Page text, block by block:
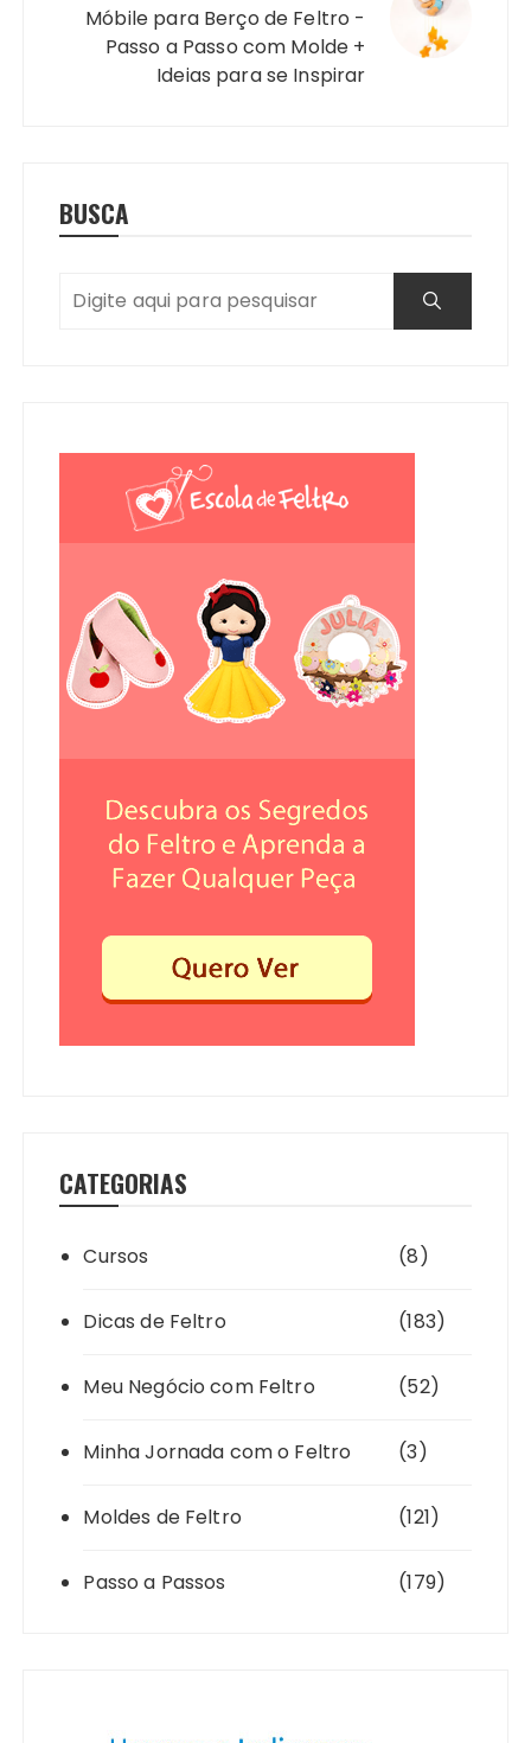
Móbile para Berço de Feltro -
Passo a Passo com Molde +
Ideias para se Inspirar
BUSCA
CATEGORIAS
Cursos (8)
Dicas de Feltro (183)
Meu Negócio com Feltro (52)
Minha Jornada com o Feltro (3)
Moldes de Feltro (121)
Passo a Passos (179)